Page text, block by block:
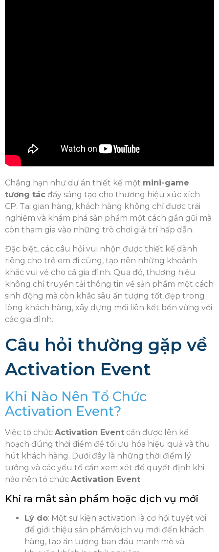
Chẳng hạn như dự án thiết kế một mini-game
tương tác đầy sáng tạo cho thương hiệu xúc xích
CP. Tại gian hàng, khách hàng không chỉ được trải
nghiệm và khám phá sản phẩm một cách gần gũi mà
còn tham gia vào những trò chơi giải trí hấp dẫn.
Đặc biệt, các câu hỏi vui nhộn được thiết kế dành
riêng cho trẻ em đi cùng, tạo nên những khoảnh
khắc vui vẻ cho cả gia đình. Qua đó, thương hiệu
không chỉ truyền tải thông tin về sản phẩm một cách
sinh động mà còn khắc sâu ấn tượng tốt đẹp trong
lòng khách hàng, xây dựng mối liên kết bền vững với
các gia đình.
Câu hỏi thường gặp về
Activation Event
Khi Nào Nên Tổ Chức
Activation Event?
Việc tổ chức Activation Event cần được lên kế
hoạch đúng thời điểm để tối ưu hóa hiệu quả và thu
hút khách hàng. Dưới đây là những thời điểm lý
tưởng và các yếu tố cần xem xét để quyết định khi
nào nên tổ chức Activation Event:
Khi ra mắt sản phẩm hoặc dịch vụ mới
Lý do: Một sự kiện activation là cơ hội tuyệt vời
để giới thiệu sản phẩm/dịch vụ mới đến khách
hàng, tạo ấn tượng ban đầu mạnh mẽ và